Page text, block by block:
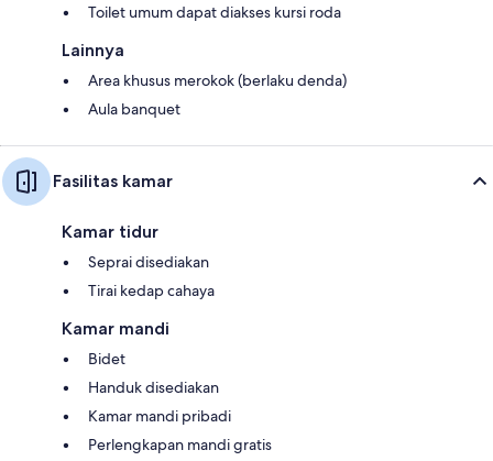
Toilet umum dapat diakses kursi roda
Lainnya
Area khusus merokok (berlaku denda)
Aula banquet
Fasilitas kamar
Kamar tidur
Seprai disediakan
Tirai kedap cahaya
Kamar mandi
Bidet
Handuk disediakan
Kamar mandi pribadi
Perlengkapan mandi gratis